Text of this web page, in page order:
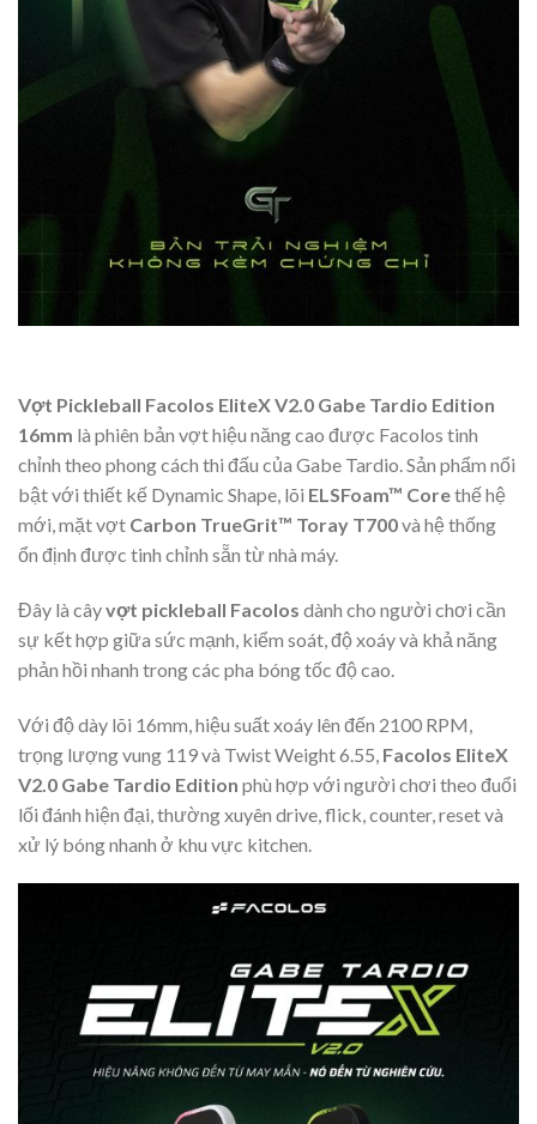
Vợt Pickleball Facolos EliteX V2.0 Gabe Tardio Edition
16mm là phiên bản vợt hiệu năng cao được Facolos tinh
chỉnh theo phong cách thi đấu của Gabe Tardio. Sản phẩm nổi
bật với thiết kế Dynamic Shape, lõi ELSFoam™ Corethế hệ
mới, mặt vợt Carbon TrueGrit™ Toray T700và hệ thống
ổn định được tinh chỉnh sẵn từ nhà máy.
Đây là câyvợt pickleball Facolos dành cho người chơi cần
sự kết hợp giữa sức mạnh, kiểm soát, độ xoáy và khả năng
phản hồi nhanh trong các pha bóng tốc độ cao.
Với độ dày lõi 16mm, hiệu suất xoáy lên đến 2100 RPM,
trọng lượng vung 119 và Twist Weight 6.55, Facolos EliteX
V2.0 Gabe Tardio Edition phù hợp với người chơi theo đuổi
lối đánh hiện đại, thường xuyên drive, flick, counter, reset và
xử lý bóng nhanh ở khu vực kitchen.